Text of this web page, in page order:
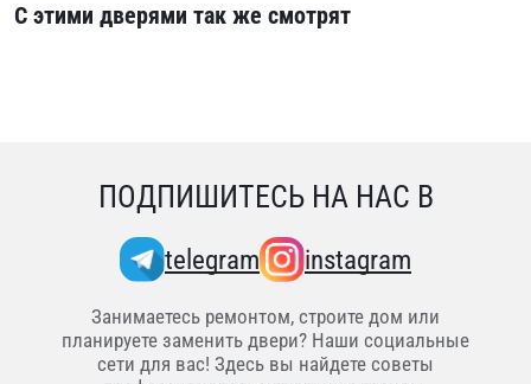
С этими дверями так же смотрят
ПОДПИШИТЕСЬ НА НАС В
telegram instagram
Занимаетесь ремонтом, строите дом или
планируете заменить двери? Наши социальные
сети для вас! Здесь вы найдете советы